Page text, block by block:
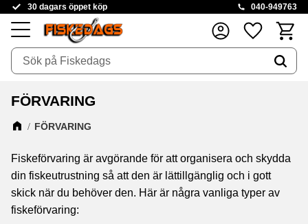
Meny
30 dagars öppet köp 040-949763
Favoriter
FÖRVARING
FÖRVARING
Fiskeförvaring är avgörande för att organisera och skydda
din fiskeutrustning så att den är lättillgänglig och i gott
skick när du behöver den. Här är några vanliga typer av
fiskeförvaring: